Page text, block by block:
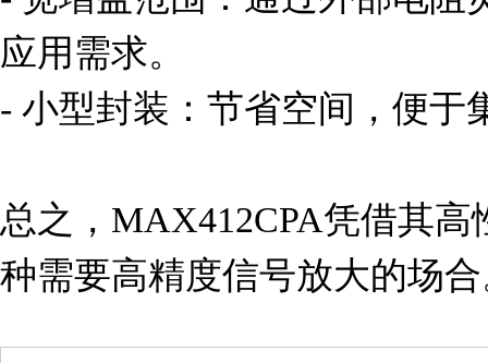
应用需求。
- 小型封装：节省空间，便于
总之，MAX412CPA凭借其
种需要高精度信号放大的场